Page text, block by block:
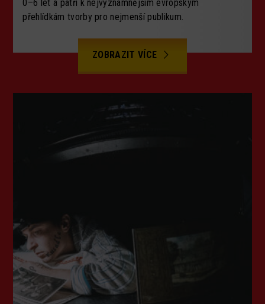
0–6 let a patří k nejvýznamnějším evropským
přehlídkám tvorby pro nejmenší publikum.
ZOBRAZIT VÍCE